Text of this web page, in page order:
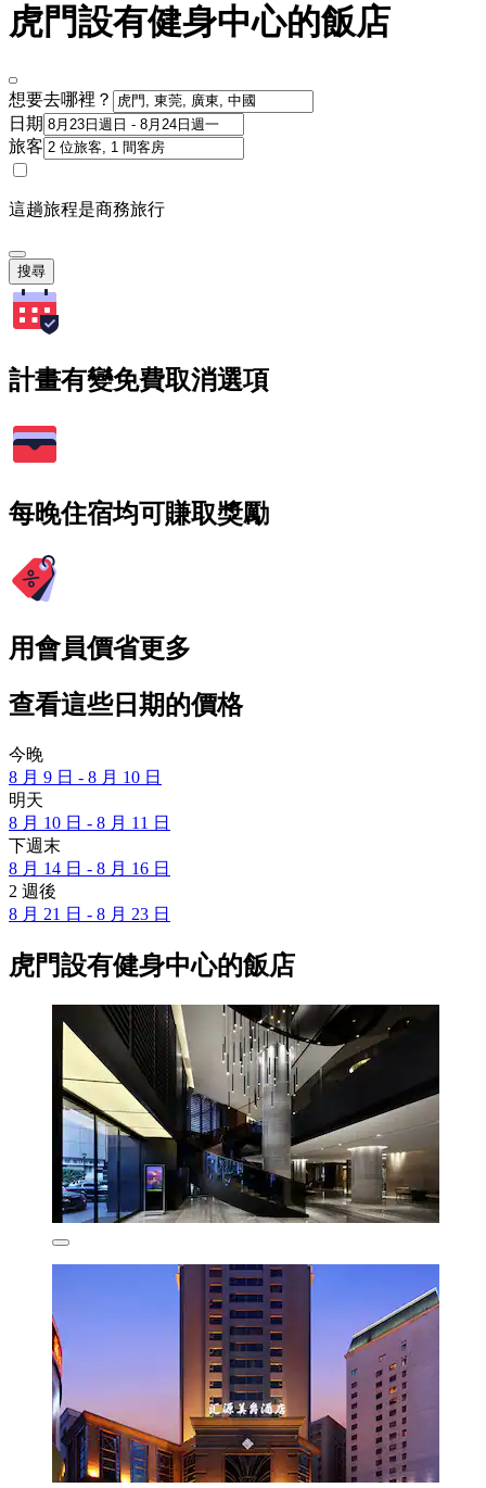
虎門設有健身中心的飯店
想要去哪裡？
日期
旅客
這趟旅程是商務旅行
搜尋
計畫有變免費取消選項
每晚住宿均可賺取獎勵
用會員價省更多
查看這些日期的價格
今晚
8 月 9 日 - 8 月 10 日
明天
8 月 10 日 - 8 月 11 日
下週末
8 月 14 日 - 8 月 16 日
2 週後
8 月 21 日 - 8 月 23 日
虎門設有健身中心的飯店